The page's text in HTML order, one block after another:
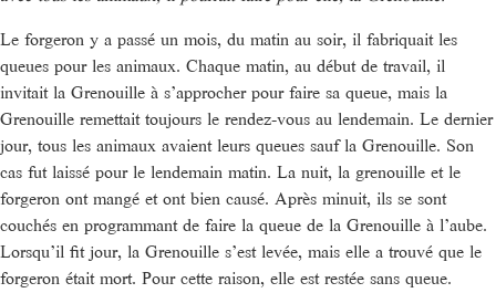
Le forgeron y a passé un mois, du matin au soir, il fabriquait les
queues pour les animaux. Chaque matin, au début de travail, il
invitait la Grenouille à s’approcher pour faire sa queue, mais la
Grenouille remettait toujours le rendez-vous au lendemain. Le dernier
jour, tous les animaux avaient leurs queues sauf la Grenouille. Son
cas fut laissé pour le lendemain matin. La nuit, la grenouille et le
forgeron ont mangé et ont bien causé. Après minuit, ils se sont
couchés en programmant de faire la queue de la Grenouille à l’aube.
Lorsqu’il fit jour, la Grenouille s’est levée, mais elle a trouvé que le
forgeron était mort. Pour cette raison, elle est restée sans queue.